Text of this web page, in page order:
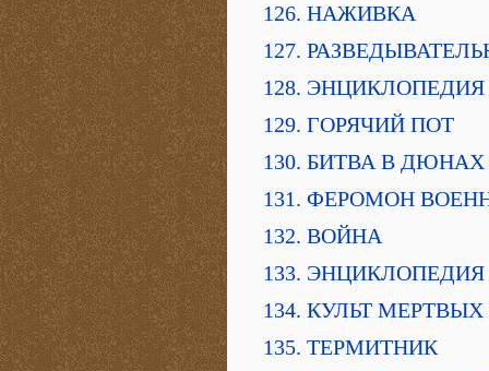
126. НАЖИВКА
127.
128. ЭНЦИКЛОПЕДИЯ
129. ГОРЯЧИЙ ПОТ
130. БИТВА В ДЮНАХ
131. ФЕРОМОН
132. ВОЙНА
133. ЭНЦИКЛОПЕДИЯ
134. КУЛЬТ МЕРТВЫХ
135. ТЕРМИТНИК